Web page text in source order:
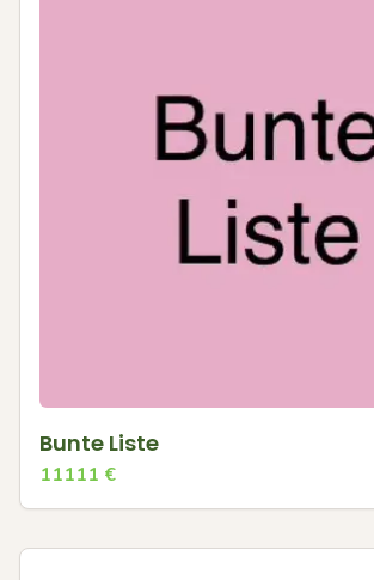
Bunte Liste
11111 €